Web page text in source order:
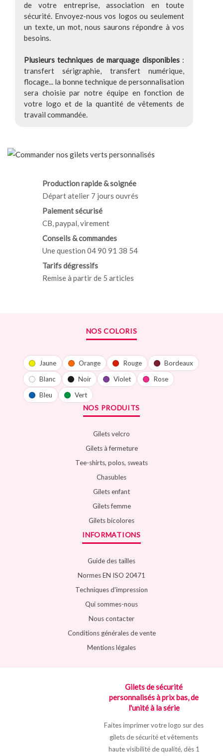
de votre entreprise, association en toute
sécurité. Envoyez-nous vos logos ou seulement
un texte, un mot, nous saurons répondre à vos
besoins.
Plusieurs techniques de marquage disponibles:
transfert sérigraphie, transfert numérique,
flocage... la bonne technique de personnalisation
sera choisie par notre équipe en fonction de
votre logo et de la quantité de vêtements de
travail commandée.
Production rapide & soignée
Départ atelier 7 jours ouvrés
Paiement sécurisé
CB, paypal, virement
Conseils & commandes
Une question 04 90 91 38 54
Tarifs dégressifs
Remise à partir de 5 articles
NOS COLORIS
Jaune Orange Rouge
Bordeaux
Blanc
Noir Violet
Rose
Bleu
Vert
NOS PRODUITS
Gilets velcro
Gilets à fermeture
Tee-shirts, polos, sweats
Chasubles
Gilets enfant
Gilets femme
Gilets bicolores
INFORMATIONS
Guide des tailles
Normes EN ISO 20471
Techniques d'impression
Qui sommes-nous
Nous contacter
Conditions générales de vente
Mentions légales
Gilets de sécurité
personnalisés à prix bas, de
l'unité à la série
Faites imprimer votre logo sur des
gilets de sécurité et vêtements
haute visibilité de qualité, dès 1